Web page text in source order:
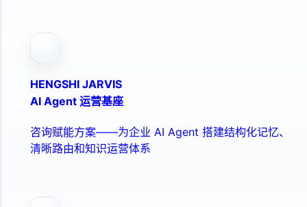
HENGSHI JARVIS
AI Agent 运营基座
咨询赋能方案——为企业 AI Agent 搭建结构化记忆、
清晰路由和知识运营体系